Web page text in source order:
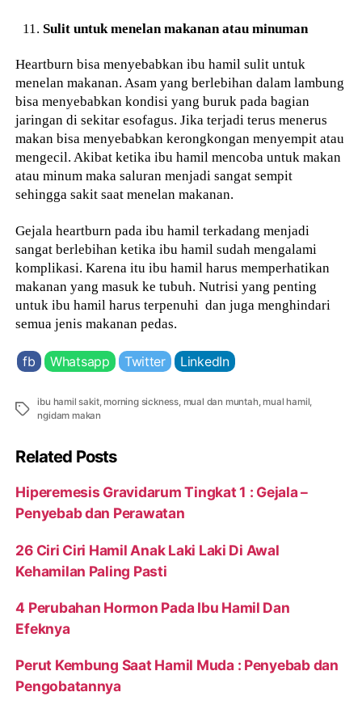
Sulit untuk menelan makanan atau minuman
Heartburn bisa menyebabkan ibu hamil sulit untuk
menelan makanan. Asam yang berlebihan dalam lambung
bisa menyebabkan kondisi yang buruk pada bagian
jaringan di sekitar esofagus. Jika terjadi terus menerus
makan bisa menyebabkan kerongkongan menyempit atau
mengecil. Akibat ketika ibu hamil mencoba untuk makan
atau minum maka saluran menjadi sangat sempit
sehingga sakit saat menelan makanan.
Gejala heartburn pada ibu hamil terkadang menjadi
sangat berlebihan ketika ibu hamil sudah mengalami
komplikasi. Karena itu ibu hamil harus memperhatikan
makanan yang masuk ke tubuh. Nutrisi yang penting
untuk ibu hamil harus terpenuhi dan juga menghindari
semua jenis makanan pedas.
fb Whatsapp Twitter LinkedIn
Tags
ibu hamil sakit,morning sickness, mual dan muntah,mual hamil,
ngidam makan
Related Posts
Hiperemesis Gravidarum Tingkat 1 : Gejala –
Penyebab dan Perawatan
26 Ciri Ciri Hamil Anak Laki Laki Di Awal
Kehamilan Paling Pasti
4 Perubahan Hormon Pada Ibu Hamil Dan
Efeknya
Perut Kembung Saat Hamil Muda : Penyebab dan
Pengobatannya